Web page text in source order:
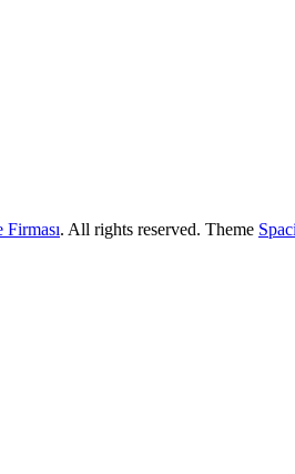
. All rights reserved. Theme